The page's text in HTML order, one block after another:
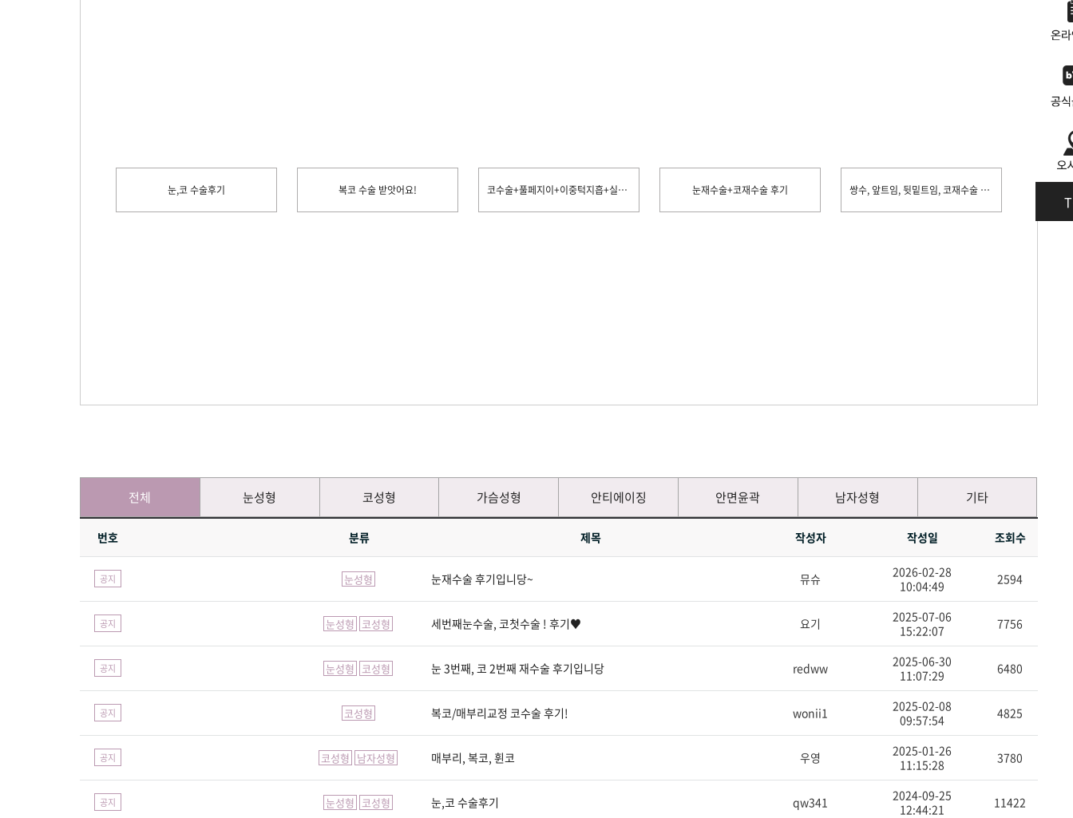
눈,코 수술후기 복코 수술 받앗어요! 코수술+풀페지이+이중턱지흡+실리프팅까지♡ 눈재수술+코재수술 후기 쌍수, 앞트임, 뒷밑트임, 코재수술 후기입니당
전체 눈성형 코성형 가슴성형 안티에이징 안면윤곽 남자성형 기타
번호 분류 제목 작성자 작성일 조회수
공지 눈성형 눈재수술 후기입니당~ 뮤슈
2026-02-28
10:04:49
2594
공지 눈성형 코성형 세번째눈수술, 코첫수술 ! 후기♥ 요기
2025-07-06
15:22:07
7756
공지 눈성형 코성형 눈 3번째, 코 2번째 재수술 후기입니당 redww
2025-06-30
11:07:29
6480
공지 코성형 복코/매부리교정 코수술 후기! wonii1
2025-02-08
09:57:54
4825
공지 코성형 남자성형 매부리, 복코, 휜코 우영
2025-01-26
11:15:28
3780
공지 눈성형 코성형 눈,코 수술후기 qw341
2024-09-25
12:44:21
11422